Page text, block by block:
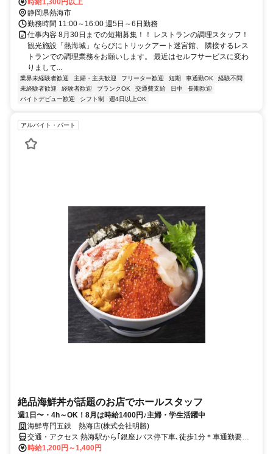
時給1,300円以上
静岡県熱海市
勤務時間 11:00～16:00 週5日～6日勤務
仕事内容 8月30日までの短期募集！！ レストランの調理スタッフ！
観光施設「熱海城」ならびにトリックアート迷宮館、 隣接するレス
トランでの調理業務をお願いします。 最近はセルフサービスに変わ
りまして...
業界未経験者歓迎 主婦・主夫歓迎 フリーター歓迎 短期 車通勤OK
経験不問
未経験者歓迎
経験者歓迎 ブランクOK 交通費支給 日中
長期歓迎
バイトデビュー歓迎
シフト制 週4日以上OK
アルバイト・パート
絶品海鮮丼が話題のお店でホールスタッフ
週1日〜・4h～OK！8月は時給1400円♪主婦・学生活躍中
海鮮専門五鉄 熱海店(株式会社明勝)
交通・アクセス 熱海駅から｢銀座｣バス停下車､徒歩1分＊車通勤要相
談
時給1,200円～1,400円